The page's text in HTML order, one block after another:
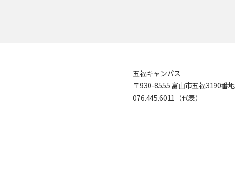
五福キャンパス
〒930-8555 富山市五福3190番地
076.445.6011（代表）